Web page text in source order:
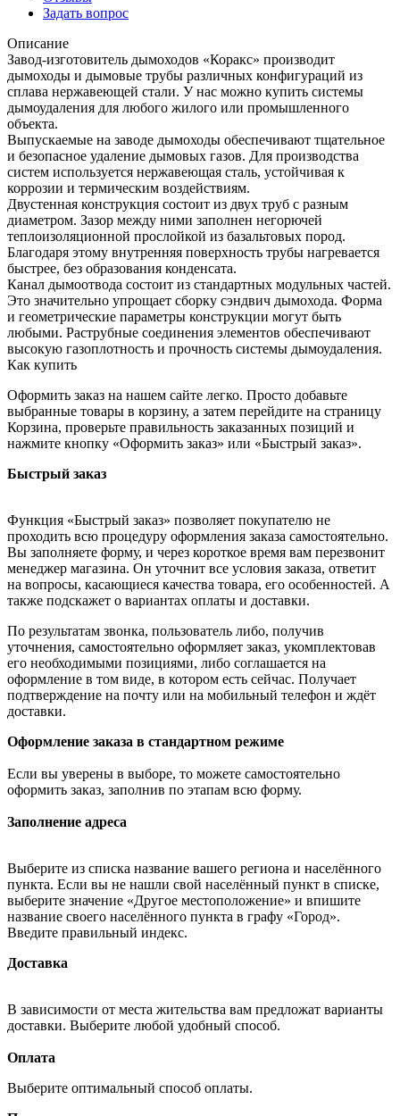
Задать вопрос
Описание
Завод-изготовитель дымоходов «Коракс» производит
дымоходы и дымовые трубы различных конфигураций из
сплава нержавеющей стали. У нас можно купить системы
дымоудаления для любого жилого или промышленного
объекта.
Выпускаемые на заводе дымоходы обеспечивают тщательное
и безопасное удаление дымовых газов. Для производства
систем используется нержавеющая сталь, устойчивая к
коррозии и термическим воздействиям.
Двустенная конструкция состоит из двух труб с разным
диаметром. Зазор между ними заполнен негорючей
теплоизоляционной прослойкой из базальтовых пород.
Благодаря этому внутренняя поверхность трубы нагревается
быстрее, без образования конденсата.
Канал дымоотвода состоит из стандартных модульных частей.
Это значительно упрощает сборку сэндвич дымохода. Форма
и геометрические параметры конструкции могут быть
любыми. Раструбные соединения элементов обеспечивают
высокую газоплотность и прочность системы дымоудаления.
Как купить
Оформить заказ на нашем сайте легко. Просто добавьте
выбранные товары в корзину, а затем перейдите на страницу
Корзина, проверьте правильность заказанных позиций и
нажмите кнопку «Оформить заказ» или «Быстрый заказ».
Быстрый заказ
Функция «Быстрый заказ» позволяет покупателю не
проходить всю процедуру оформления заказа самостоятельно.
Вы заполняете форму, и через короткое время вам перезвонит
менеджер магазина. Он уточнит все условия заказа, ответит
на вопросы, касающиеся качества товара, его особенностей. А
также подскажет о вариантах оплаты и доставки.
По результатам звонка, пользователь либо, получив
уточнения, самостоятельно оформляет заказ, укомплектовав
его необходимыми позициями, либо соглашается на
оформление в том виде, в котором есть сейчас. Получает
подтверждение на почту или на мобильный телефон и ждёт
доставки.
Оформление заказа в стандартном режиме
Если вы уверены в выборе, то можете самостоятельно
оформить заказ, заполнив по этапам всю форму.
Заполнение адреса
Выберите из списка название вашего региона и населённого
пункта. Если вы не нашли свой населённый пункт в списке,
выберите значение «Другое местоположение» и впишите
название своего населённого пункта в графу «Город».
Введите правильный индекс.
Доставка
В зависимости от места жительства вам предложат варианты
доставки. Выберите любой удобный способ.
Оплата
Выберите оптимальный способ оплаты.